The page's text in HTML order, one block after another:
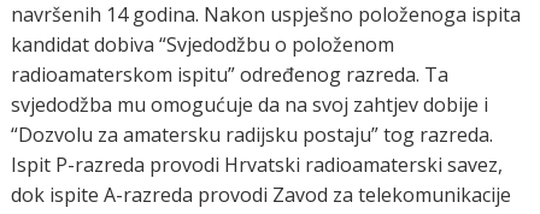
navršenih 14 godina. Nakon uspješno položenoga ispita
kandidat dobiva “Svjedodžbu o položenom
radioamaterskom ispitu” određenog razreda. Ta
svjedodžba mu omogućuje da na svoj zahtjev dobije i
“Dozvolu za amatersku radijsku postaju” tog razreda.
Ispit P-razreda provodi Hrvatski radioamaterski savez,
dok ispite A-razreda provodi Zavod za telekomunikacije